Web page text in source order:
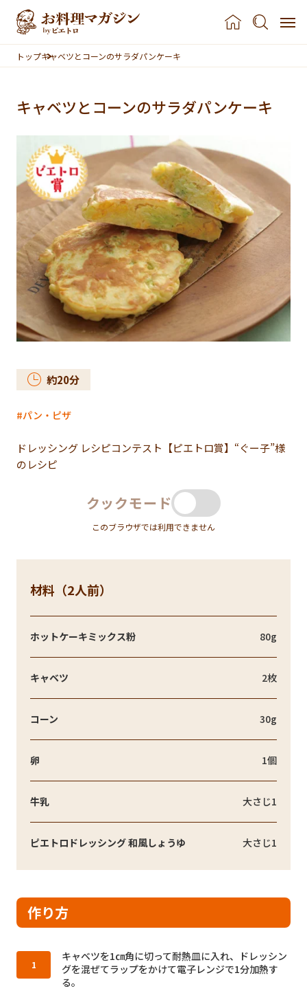
本文へスキップ
トップキャベツとコーンのサラダパンケーキ
キャベツとコーンのサラダパンケーキ
約20分
パン・ピザ
ドレッシング レシピコンテスト【ピエトロ賞】“ぐー子”様
のレシピ
クックモード
このブラウザでは利用できません
材料（2人前）
ホットケーキミックス粉 80g
キャベツ 2枚
コーン 30g
卵 1個
牛乳 大さじ1
ピエトロドレッシング 和風しょうゆ 大さじ1
作り方
作り方1：
キャベツを1㎝角に切って耐熱皿に入れ、ドレッシン
グを混ぜてラップをかけて電子レンジで1分加熱す
る。